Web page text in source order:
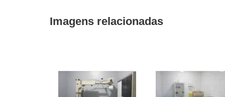
Imagens relacionadas